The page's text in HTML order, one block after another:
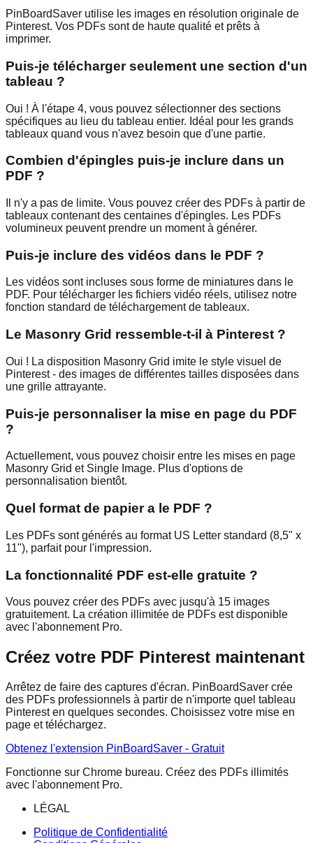
PinBoardSaver utilise les images en résolution originale de
Pinterest. Vos PDFs sont de haute qualité et prêts à
imprimer.
Puis-je télécharger seulement une section d'un
tableau ?
Oui ! À l'étape 4, vous pouvez sélectionner des sections
spécifiques au lieu du tableau entier. Idéal pour les grands
tableaux quand vous n'avez besoin que d'une partie.
Combien d'épingles puis-je inclure dans un
PDF ?
Il n'y a pas de limite. Vous pouvez créer des PDFs à partir de
tableaux contenant des centaines d'épingles. Les PDFs
volumineux peuvent prendre un moment à générer.
Puis-je inclure des vidéos dans le PDF ?
Les vidéos sont incluses sous forme de miniatures dans le
PDF. Pour télécharger les fichiers vidéo réels, utilisez notre
fonction standard de téléchargement de tableaux.
Le Masonry Grid ressemble-t-il à Pinterest ?
Oui ! La disposition Masonry Grid imite le style visuel de
Pinterest - des images de différentes tailles disposées dans
une grille attrayante.
Puis-je personnaliser la mise en page du PDF
?
Actuellement, vous pouvez choisir entre les mises en page
Masonry Grid et Single Image. Plus d'options de
personnalisation bientôt.
Quel format de papier a le PDF ?
Les PDFs sont générés au format US Letter standard (8,5" x
11"), parfait pour l'impression.
La fonctionnalité PDF est-elle gratuite ?
Vous pouvez créer des PDFs avec jusqu'à 15 images
gratuitement. La création illimitée de PDFs est disponible
avec l'abonnement Pro.
Créez votre PDF Pinterest maintenant
Arrêtez de faire des captures d'écran. PinBoardSaver crée
des PDFs professionnels à partir de n'importe quel tableau
Pinterest en quelques secondes. Choisissez votre mise en
page et téléchargez.
Obtenez l'extension PinBoardSaver - Gratuit
Fonctionne sur Chrome bureau. Créez des PDFs illimités
avec l'abonnement Pro.
LÉGAL
Politique de Confidentialité